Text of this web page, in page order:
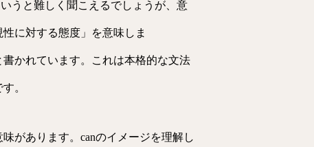
うと難しく聞こえるでしょうが、意
に対する態度」を意味しま
と書かれています。これは本格的な文法
。
があります。canのイメージを理解し